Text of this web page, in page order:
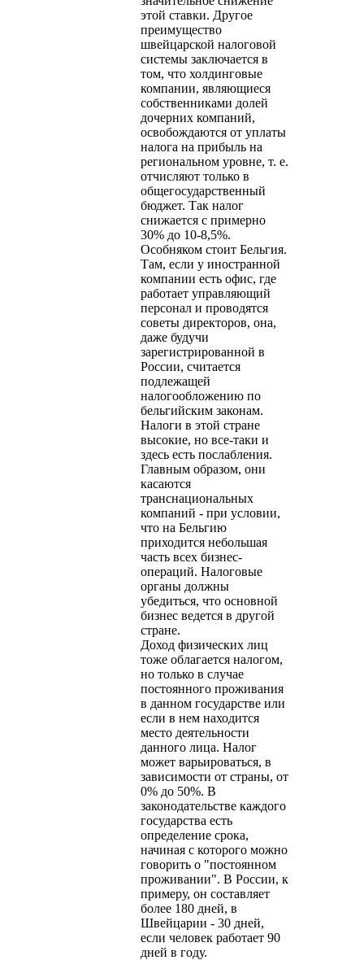
этой ставки. Другое
преимущество
швейцарской налоговой
системы заключается в
том, что холдинговые
компании, являющиеся
собственниками долей
дочерних компаний,
освобождаются от уплаты
налога на прибыль на
региональном уровне, т. е.
отчисляют только в
общегосударственный
бюджет. Так налог
снижается с примерно
30% до 10-8,5%.
Особняком стоит Бельгия.
Там, если у иностранной
компании есть офис, где
работает управляющий
персонал и проводятся
советы директоров, она,
даже будучи
зарегистрированной в
России, считается
подлежащей
налогообложению по
бельгийским законам.
Налоги в этой стране
высокие, но все-таки и
здесь есть послабления.
Главным образом, они
касаются
транснациональных
компаний - при условии,
что на Бельгию
приходится небольшая
часть всех бизнес-
операций. Налоговые
органы должны
убедиться, что основной
бизнес ведется в другой
стране.
Доход физических лиц
тоже облагается налогом,
но только в случае
постоянного проживания
в данном государстве или
если в нем находится
место деятельности
данного лица. Налог
может варьироваться, в
зависимости от страны, от
0% до 50%. В
законодательстве каждого
государства есть
определение срока,
начиная с которого можно
говорить о "постоянном
проживании". В России, к
примеру, он составляет
более 180 дней, в
Швейцарии - 30 дней,
если человек работает 90
дней в году.